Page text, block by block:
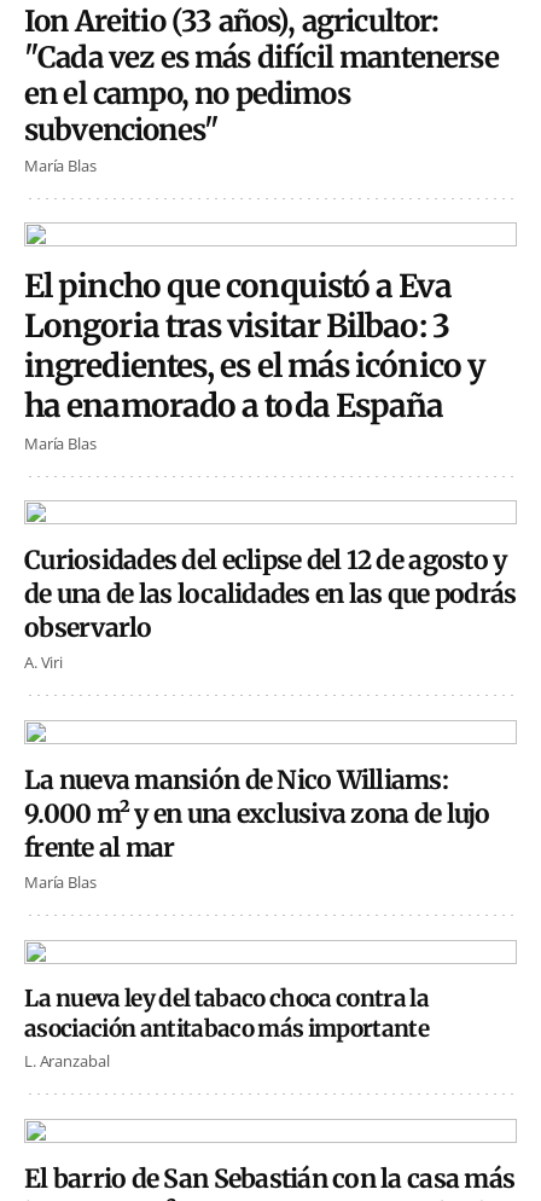
Ion Areitio (33 años), agricultor:
"Cada vez es más difícil mantenerse
en el campo, no pedimos
subvenciones"
María Blas
El pincho que conquistó a Eva
Longoria tras visitar Bilbao: 3
ingredientes, es el más icónico y
ha enamorado a toda España
María Blas
Curiosidades del eclipse del 12 de agosto y
de una de las localidades en las que podrás
observarlo
A. Viri
La nueva mansión de Nico Williams:
9.000 m² y en una exclusiva zona de lujo
frente al mar
María Blas
La nueva ley del tabaco choca contra la
asociación antitabaco más importante
L. Aranzabal
El barrio de San Sebastián con la casa más